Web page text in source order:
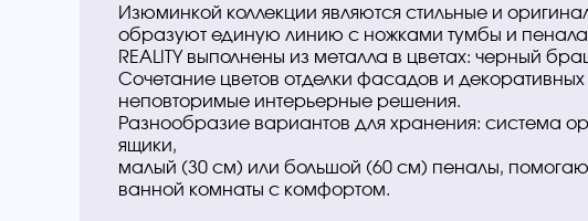
Изюминкой коллекции являются стильные и
образуют единую линию с ножками тумбы и
REALITY выполнены из металла в цветах: черный
Сочетание цветов отделки фасадов и декоративных
неповторимые интерьерные решения.
Разнообразие вариантов для хранения: система
ящики,
малый (30 см) или большой (60 см) пеналы,
ванной комнаты с комфортом.